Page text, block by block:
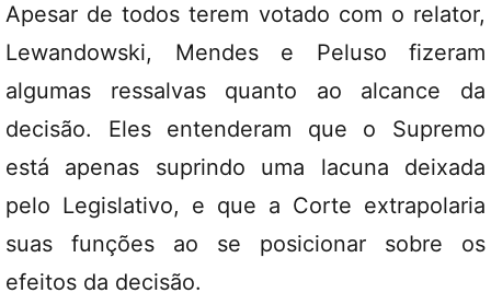
Apesar de todos terem votado com o relator,
Lewandowski, Mendes e Peluso fizeram
algumas ressalvas quanto ao alcance da
decisão. Eles entenderam que o Supremo
está apenas suprindo uma lacuna deixada
pelo Legislativo, e que a Corte extrapolaria
suas funções ao se posicionar sobre os
efeitos da decisão.